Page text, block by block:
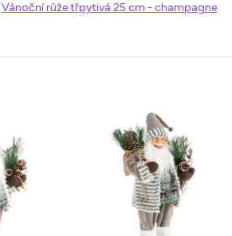
Vánoční růže třpytivá 25 cm - champagne